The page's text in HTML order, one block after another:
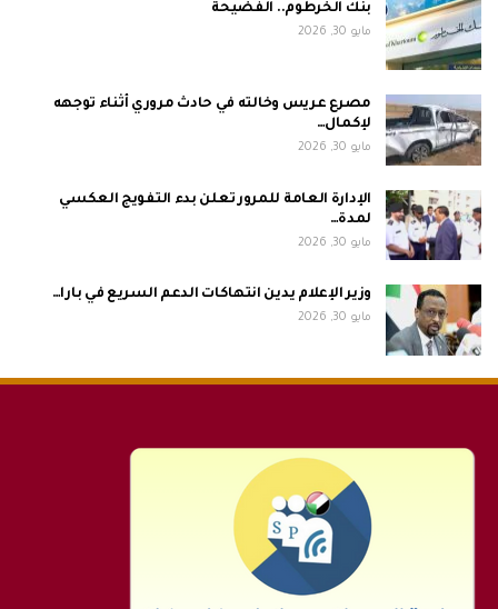
بنك الخرطوم.. الفضيحة
مايو 30, 2026
مصرع عريس وخالته في حادث مروري أثناء توجهه
لإكمال…
مايو 30, 2026
الإدارة العامة للمرور تعلن بدء التفويج العكسي
لمدة…
مايو 30, 2026
وزير الإعلام يدين انتهاكات الدعم السريع في بارا…
مايو 30, 2026